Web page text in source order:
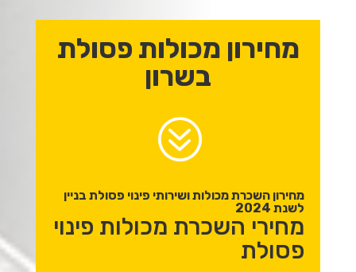
מחירון מכולות פסולת
בשרון
?
מחירון השכרת מכולות ושירותי פינוי פסולת בניין
לשנת 2024
מחירי השכרת מכולות פינוי
פסולת